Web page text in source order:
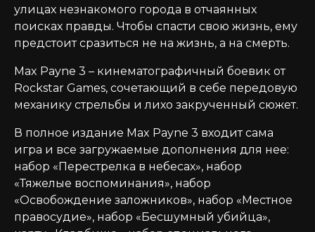
улицах незнакомого города в отчаянных
поисках правды. Чтобы спасти свою жизнь, ему
предстоит сразиться не на жизнь, а на смерть.
Max Payne 3 – кинематографичный боевик от
Rockstar Games, сочетающий в себе передовую
механику стрельбы и лихо закрученный сюжет.
В полное издание Max Payne 3 входит сама
игра и все загружаемые дополнения для нее:
набор «Перестрелка в небесах», набор
«Тяжелые воспоминания», набор
«Освобождение заложников», набор «Местное
правосудие», набор «Бесшумный убийца»,